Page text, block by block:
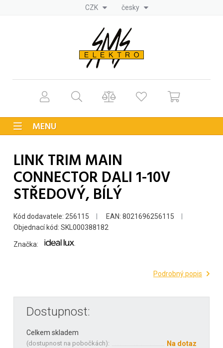
CZK česky
MENU
LINK TRIM MAIN
CONNECTOR DALI 1-10V
STŘEDOVÝ, BÍLÝ
Kód dodavatele: 256115
EAN: 8021696256115
Objednací kód: SKL000388182
Značka:
Podrobný popis
Dostupnost:
Celkem skladem
(dostupnost na pobočkách):
Na dotaz